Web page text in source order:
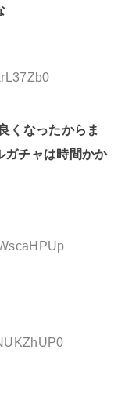
くなったからま
ガチャは時間かか